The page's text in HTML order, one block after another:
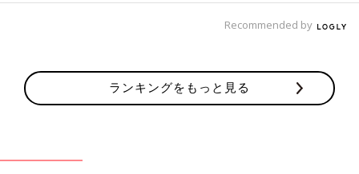
Recommended by
ランキングをもっと見る